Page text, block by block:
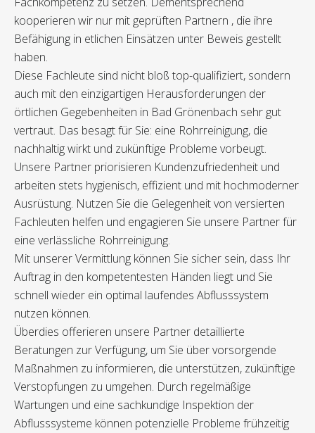
kooperieren wir nur mit geprüften Partnern , die ihre
Befähigung in etlichen Einsätzen unter Beweis gestellt
haben.
Diese Fachleute sind nicht bloß top-qualifiziert, sondern
auch mit den einzigartigen Herausforderungen der
örtlichen Gegebenheiten in Bad Grönenbach sehr gut
vertraut. Das besagt für Sie: eine Rohrreinigung, die
nachhaltig wirkt und zukünftige Probleme vorbeugt.
Unsere Partner priorisieren Kundenzufriedenheit und
arbeiten stets hygienisch, effizient und mit hochmoderner
Ausrüstung. Nutzen Sie die Gelegenheit von versierten
Fachleuten helfen und engagieren Sie unsere Partner für
eine verlässliche Rohrreinigung.
Mit unserer Vermittlung können Sie sicher sein, dass Ihr
Auftrag in den kompetentesten Händen liegt und Sie
schnell wieder ein optimal laufendes Abflusssystem
nutzen können.
Überdies offerieren unsere Partner detaillierte
Beratungen zur Verfügung, um Sie über vorsorgende
Maßnahmen zu informieren, die unterstützen, zukünftige
Verstopfungen zu umgehen. Durch regelmäßige
Wartungen und eine sachkundige Inspektion der
Abflusssysteme können potenzielle Probleme frühzeitig